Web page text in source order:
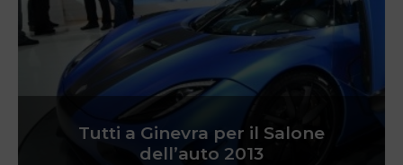
Tutti a Ginevra per il Salone
dell’auto 2013